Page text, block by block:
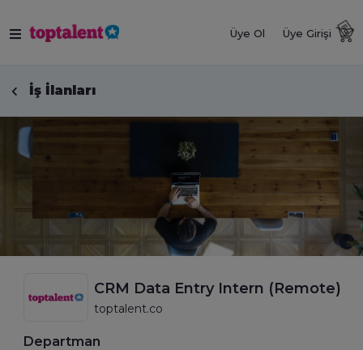
Üye Ol Üye Girişi
İş İlanları
CRM Data Entry Intern (Remote)
toptalent.co
Departman